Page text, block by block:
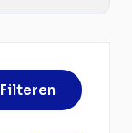
Filteren